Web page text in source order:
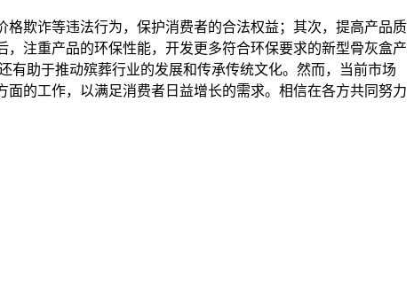
欺诈等违法行为，保护消费者的合法权益；其次，提高产品质
注重产品的环保性能，开发更多符合环保要求的新型骨灰盒产
有助于推动殡葬行业的发展和传承传统文化。然而，当前市场
的工作，以满足消费者日益增长的需求。相信在各方共同努力